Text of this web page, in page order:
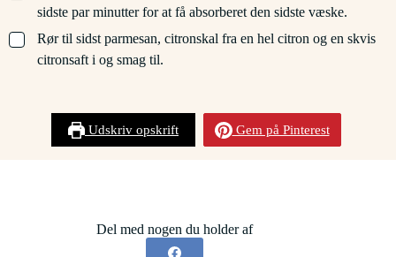
sidste par minutter for at få absorberet den sidste væske.
▢
Rør til sidst parmesan, citronskal fra en hel citron og en skvis
citronsaft i og smag til.
Udskriv opskrift Gem på Pinterest
Del med nogen du holder af